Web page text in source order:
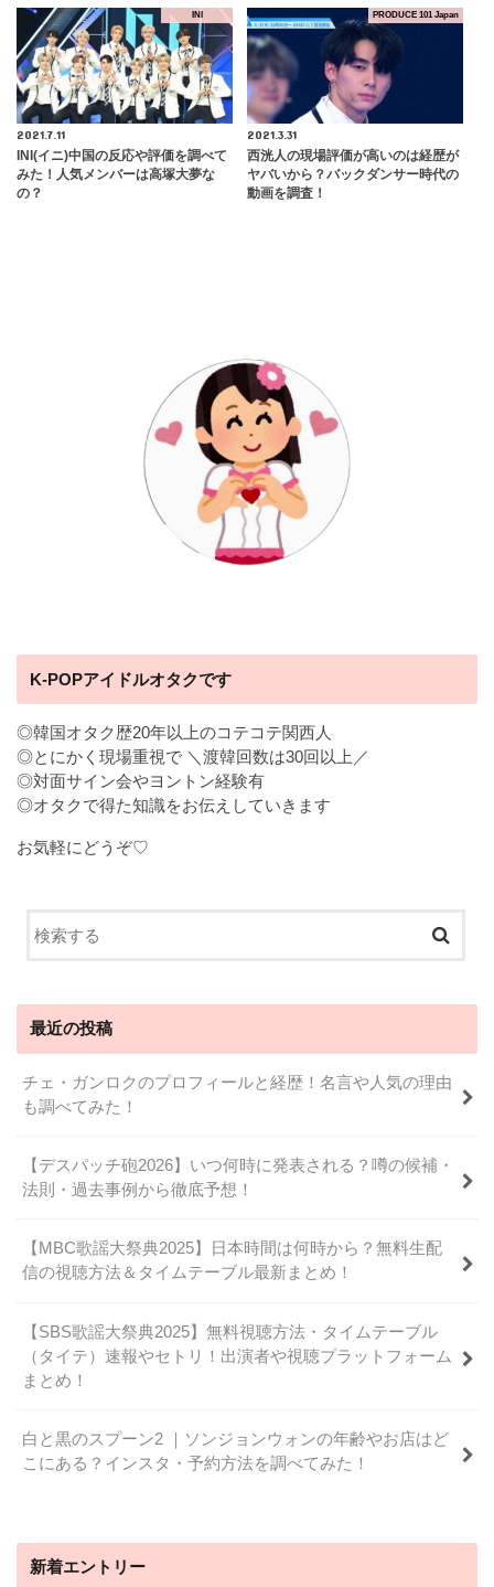
INI
2021.7.11
INI(イニ)中国の反応や評価を調べて
みた！人気メンバーは高塚大夢な
の？
PRODUCE 101 Japan
2021.3.31
西洸人の現場評価が高いのは経歴が
ヤバいから？バックダンサー時代の
動画を調査！
K-POPアイドルオタクです
◎韓国オタク歴20年以上のコテコテ関西人
◎とにかく現場重視で ＼渡韓回数は30回以上／
◎対面サイン会やヨントン経験有
◎オタクで得た知識をお伝えしていきます
お気軽にどうぞ♡
最近の投稿
チェ・ガンロクのプロフィールと経歴！名言や人気の理由
も調べてみた！
【デスパッチ砲2026】いつ何時に発表される？噂の候補・
法則・過去事例から徹底予想！
【MBC歌謡大祭典2025】日本時間は何時から？無料生配
信の視聴方法＆タイムテーブル最新まとめ！
【SBS歌謡大祭典2025】無料視聴方法・タイムテーブル
（タイテ）速報やセトリ！出演者や視聴プラットフォーム
まとめ！
白と黒のスプーン2 ｜ソンジョンウォンの年齢やお店はど
こにある？インスタ・予約方法を調べてみた！
新着エントリー